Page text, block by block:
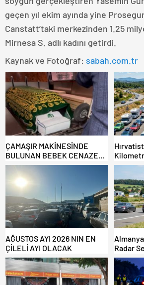
geçen yıl ekim ayında yine
Canstatt’taki merkezinden 1.25
Mirnesa S. adlı kadını getirdi.
Kaynak ve Fotoğraf: sabah.com.tr
ÇAMAŞIR MAKİNESİNDE
BULUNAN BEBEK CENAZESİ
ŞOK ETTİ
AĞUSTOS AYI 2026 NIN EN
ÇİLELİ AYI OLACAK
Radar